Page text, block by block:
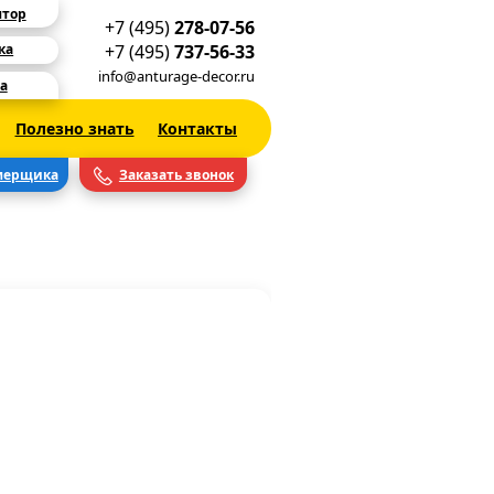
+7 (495)278-07-56
+7 (495)737-56-33
info@anturage-decor.ru
Полезно знать Контакты
Заказать звонок